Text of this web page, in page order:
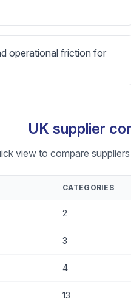
operational friction for
UK supplier
view to compare
CATEGORIES
2
3
4
13